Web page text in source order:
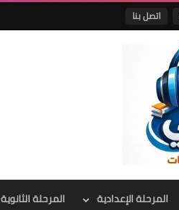
اتصل بنا
المرحلة الإعدادية المرحلة الثانوية